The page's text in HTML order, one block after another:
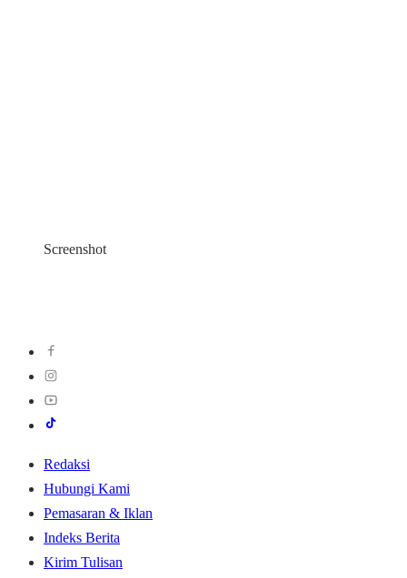
Screenshot
Redaksi
Hubungi Kami
Pemasaran & Iklan
Indeks Berita
Kirim Tulisan